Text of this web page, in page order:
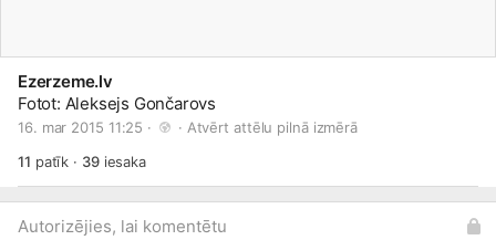
Ezerzeme.lv
Fotot: Aleksejs Gončarovs
16. mar 2015 11:25 · · Atvērt attēlu pilnā izmērā
11 patīk · 39iesaka
Autorizējies, lai komentētu